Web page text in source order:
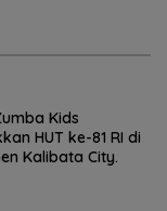
Kids
HUT ke-81 RI di
Kalibata City.